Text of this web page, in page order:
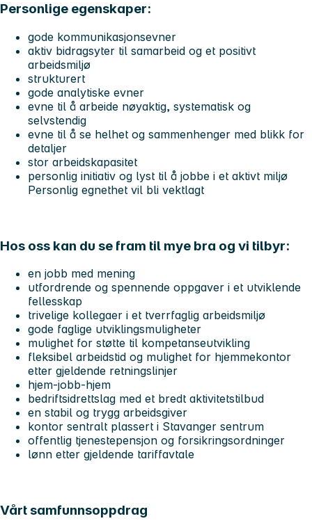
Personlige egenskaper:
gode kommunikasjonsevner
aktiv bidragsyter til samarbeid og et positivt
arbeidsmiljø
strukturert
gode analytiske evner
evne til å arbeide nøyaktig, systematisk og
selvstendig
evne til å se helhet og sammenhenger med blikk for
detaljer
stor arbeidskapasitet
personlig initiativ og lyst til å jobbe i et aktivt miljø
Personlig egnethet vil bli vektlagt
Hos oss kan du se fram til mye bra og vi tilbyr:
en jobb med mening
utfordrende og spennende oppgaver i et utviklende
fellesskap
trivelige kollegaer i et tverrfaglig arbeidsmiljø
gode faglige utviklingsmuligheter
mulighet for støtte til kompetanseutvikling
fleksibel arbeidstid og mulighet for hjemmekontor
etter gjeldende retningslinjer
hjem-jobb-hjem
bedriftsidrettslag med et bredt aktivitetstilbud
en stabil og trygg arbeidsgiver
kontor sentralt plassert i Stavanger sentrum
offentlig tjenestepensjon og forsikringsordninger
lønn etter gjeldende tariffavtale
Vårt samfunnsoppdrag